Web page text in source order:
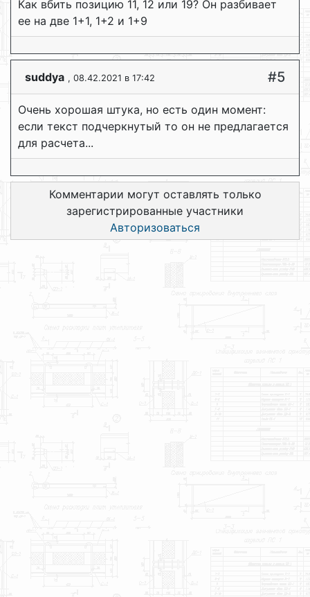
Как вбить позицию 11, 12 или 19? Он разбивает
ее на две 1+1, 1+2 и 1+9
suddya , 08.42.2021 в 17:42 #5
Очень хорошая штука, но есть один момент:
если текст подчеркнутый то он не предлагается
для расчета...
Комментарии могут оставлять только
зарегистрированные участники
Авторизоваться